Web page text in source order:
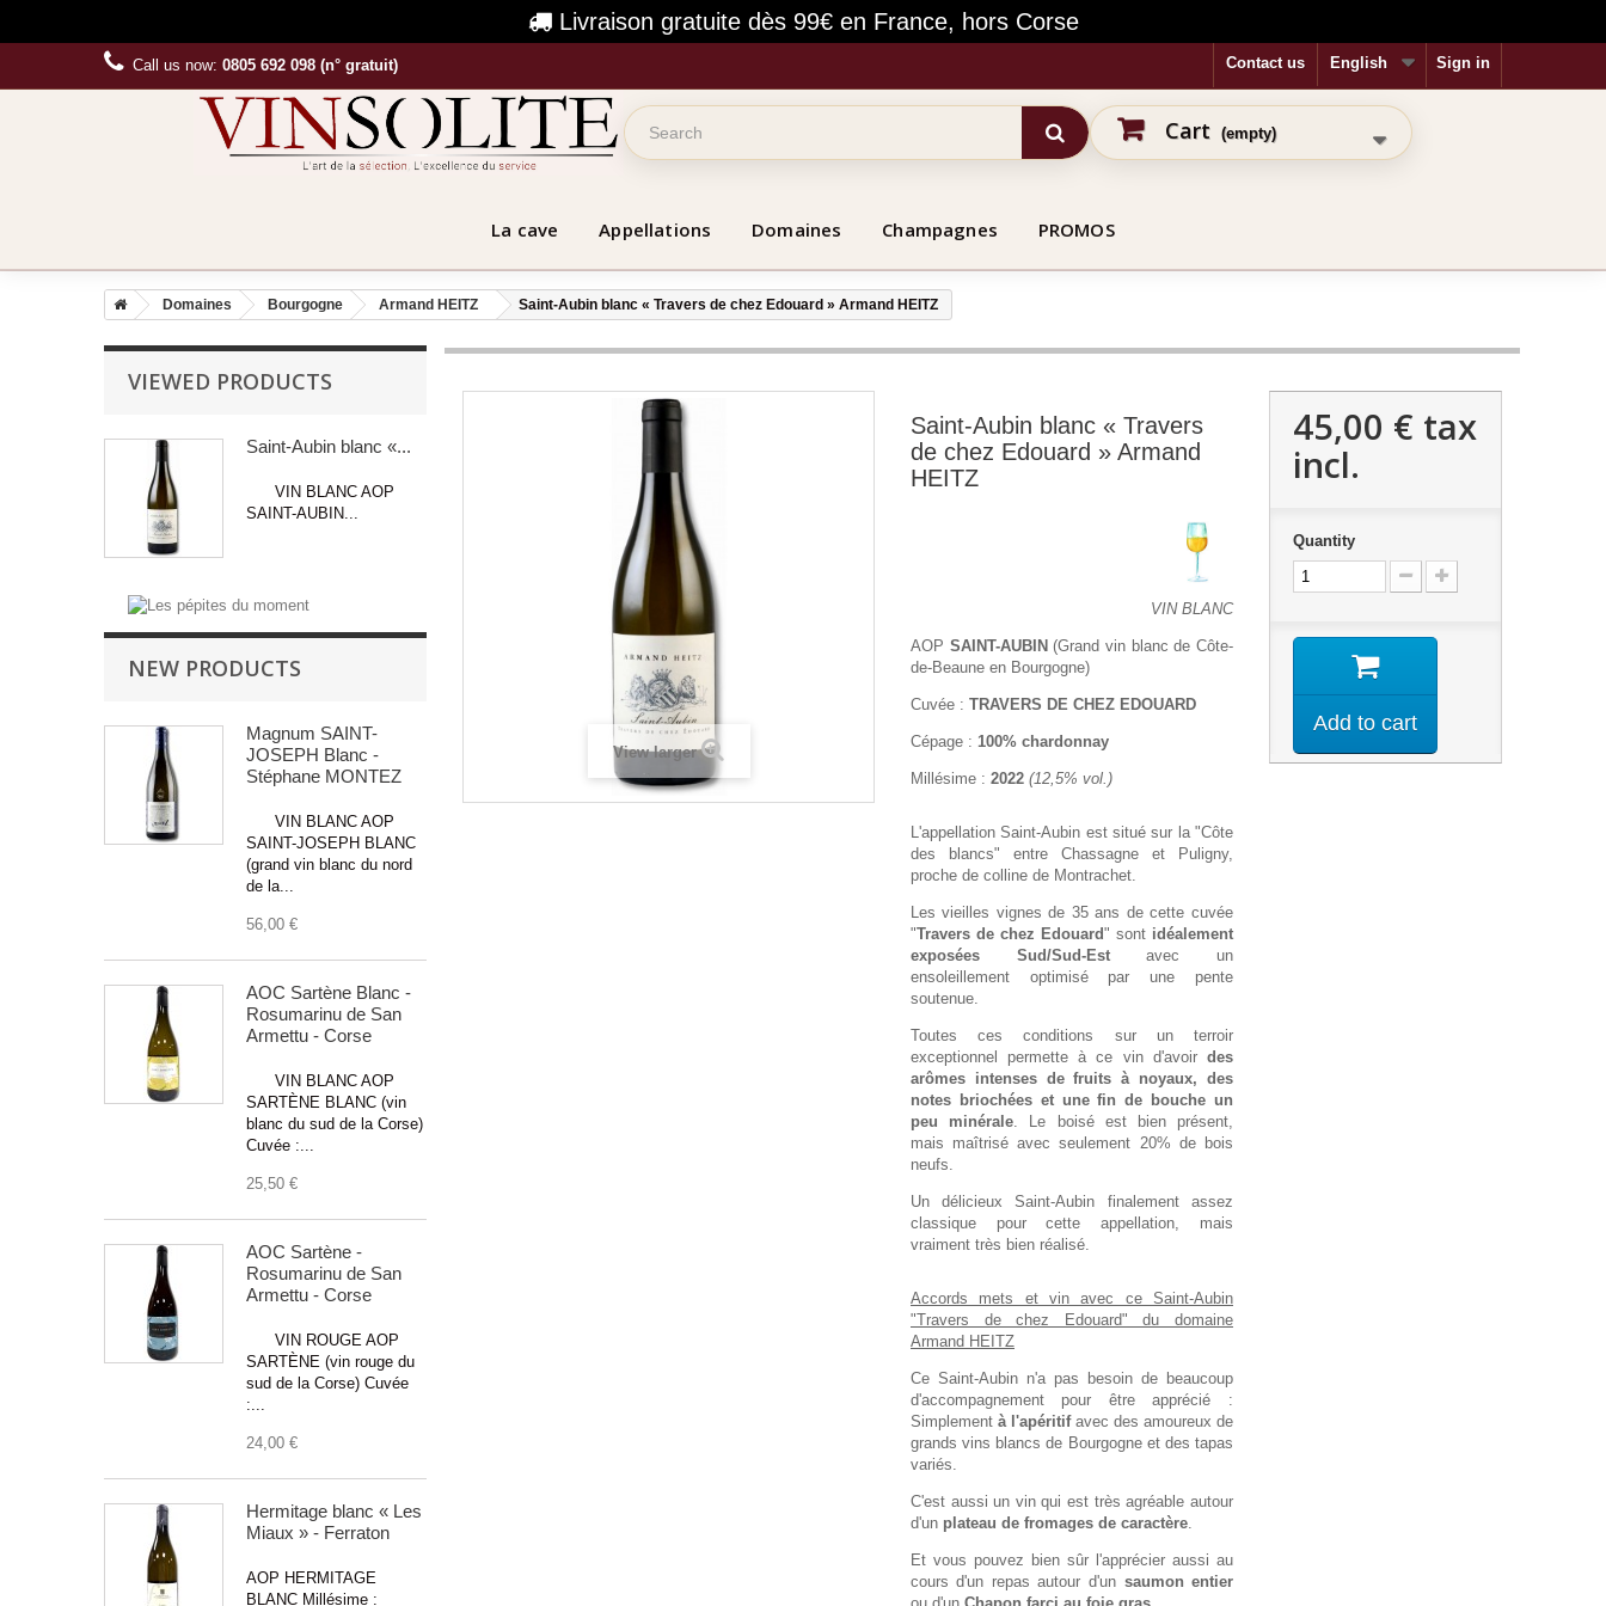
Livraison gratuite dès 99€ en France, hors Corse
Sign in
English
Contact us
Call us now: 0805 692 098 (n° gratuit)
Cart (empty)
La cave Appellations Domaines Champagnes PROMOS
Domaines Bourgogne Armand HEITZ Saint-Aubin blanc « Travers de chez Edouard » Armand HEITZ
VIEWED PRODUCTS
Saint-Aubin blanc «...
VIN BLANC AOP
SAINT-AUBIN...
NEW PRODUCTS
Magnum SAINT-
JOSEPH Blanc -
Stéphane MONTEZ
VIN BLANC AOP
SAINT-JOSEPH BLANC
(grand vin blanc du nord
de la...
56,00 €
AOC Sartène Blanc -
Rosumarinu de San
Armettu - Corse
VIN BLANC AOP
SARTÈNE BLANC (vin
blanc du sud de la Corse)
Cuvée :...
25,50 €
AOC Sartène -
Rosumarinu de San
Armettu - Corse
VIN ROUGE AOP
SARTÈNE (vin rouge du
sud de la Corse) Cuvée
:...
24,00 €
Hermitage blanc « Les
Miaux » - Ferraton
AOP HERMITAGE
BLANC Millésime :
View larger
Saint-Aubin blanc « Travers
de chez Edouard » Armand
HEITZ
VIN BLANC
AOP SAINT-AUBIN (Grand vin blanc de Côte-
de-Beaune en Bourgogne)
Cuvée : TRAVERS DE CHEZ EDOUARD
Cépage : 100% chardonnay
Millésime : 2022 (12,5% vol.)
L'appellation Saint-Aubin est situé sur la "Côte
des blancs" entre Chassagne et Puligny,
proche de colline de Montrachet.
Les vieilles vignes de 35 ans de cette cuvée
"Travers de chez Edouard" sont idéalement
exposées Sud/Sud-Estavec un
ensoleillement optimisé par une pente
soutenue.
Toutes ces conditions sur un terroir
exceptionnel permette à ce vin d'avoir des
arômes intenses de fruits à noyaux, des
notes briochées et une fin de bouche un
peu minérale . Le boisé est bien présent,
mais maîtrisé avec seulement 20% de bois
neufs.
Un délicieux Saint-Aubin finalement assez
classique pour cette appellation, mais
vraiment très bien réalisé.
Accords mets et vin avec ce Saint-Aubin
"Travers de chez Edouard" du domaine
Armand HEITZ
Ce Saint-Aubin n'a pas besoin de beaucoup
d'accompagnement pour être apprécié :
Simplement à l'apéritifavec des amoureux de
grands vins blancs de Bourgogne et des tapas
variés.
C'est aussi un vin qui est très agréable autour
d'un plateau de fromages de caractère
Et vous pouvez bien sûr l'apprécier aussi au
cours d'un repas autour d'un saumon entier
45,00 € tax
incl.
Quantity
Add to cart